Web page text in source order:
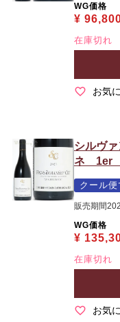
WG価格
¥
在庫切れ
お気
シルヴ
ネ 1er
クール
販売期間
WG価格
¥
在庫切れ
お気